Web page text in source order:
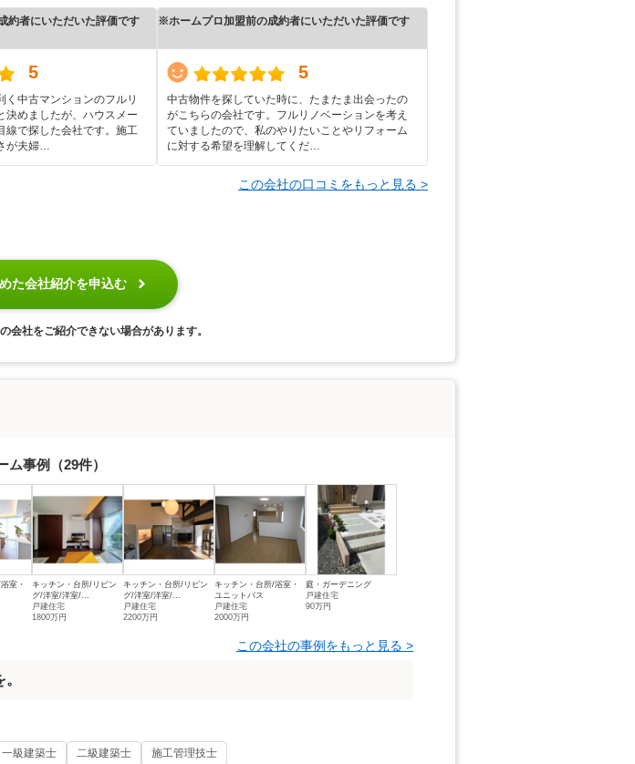
約者にいただいた評価です
5
く中古マンションのフルリ
決めましたが、ハウスメー
線で探した会社です。施工
が夫婦…
※ホームプロ加盟前の成約者にいただいた評価です
5
中古物件を探していた時に、たまたま出会ったの
がこちらの会社です。フルリノベーションを考え
ていましたので、私のやりたいことやリフォーム
に対する希望を理解してくだ…
この会社の口コミをもっと見る >
た会社紹介を申込む
社をご紹介できない場合があります。
ム事例 （29件）
室・
キッチン・台所/リビン
グ/洋室/洋室/...
戸建住宅
1800万円
キッチン・台所/リビン
グ/洋室/洋室/...
戸建住宅
2200万円
キッチン・台所/浴室・
ユニットバス
戸建住宅
2000万円
庭・ガーデニング
戸建住宅
90万円
この会社の事例をもっと見る >
一級建築士 二級建築士 施工管理技士